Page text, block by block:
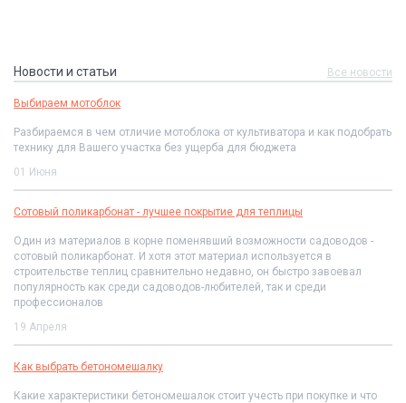
Новости и статьи Все новости
Выбираем мотоблок
Разбираемся в чем отличие мотоблока от культиватора и как подобрать
технику для Вашего участка без ущерба для бюджета
01 Июня
Сотовый поликарбонат - лучшее покрытие для теплицы
Один из материалов в корне поменявший возможности садоводов -
сотовый поликарбонат. И хотя этот материал используется в
строительстве теплиц сравнительно недавно, он быстро завоевал
популярность как среди садоводов-любителей, так и среди
профессионалов
19 Апреля
Как выбрать бетономешалку
Какие характеристики бетономешалок стоит учесть при покупке и что